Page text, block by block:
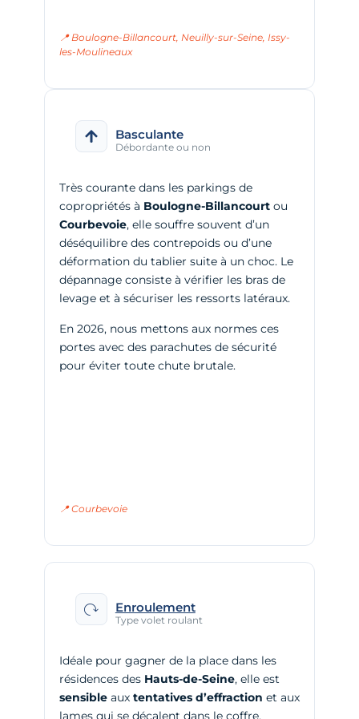
📍 Boulogne-Billancourt, Neuilly-sur-Seine, Issy-
les-Moulineaux
Basculante
Débordante ou non
Très courante dans les parkings de
copropriétés à Boulogne-Billancourtou
Courbevoie, elle souffre souvent d’un
déséquilibre des contrepoids ou d’une
déformation du tablier suite à un choc. Le
dépannage consiste à vérifier les bras de
levage et à sécuriser les ressorts latéraux.
En 2026, nous mettons aux normes ces
portes avec des parachutes de sécurité
pour éviter toute chute brutale.
📍 Courbevoie
Enroulement
Type volet roulant
Idéale pour gagner de la place dans les
résidences des Hauts-de-Seine, elle est
sensibleaux tentatives d’effraction et aux
lames qui se décalent dans le coffre.